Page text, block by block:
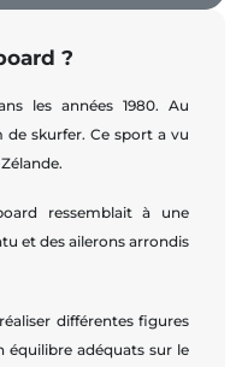
?
les années 1980. Au
skurfer. Ce sport a vu
ressemblait à une
et des ailerons arrondis
différentes figures
adéquats sur le